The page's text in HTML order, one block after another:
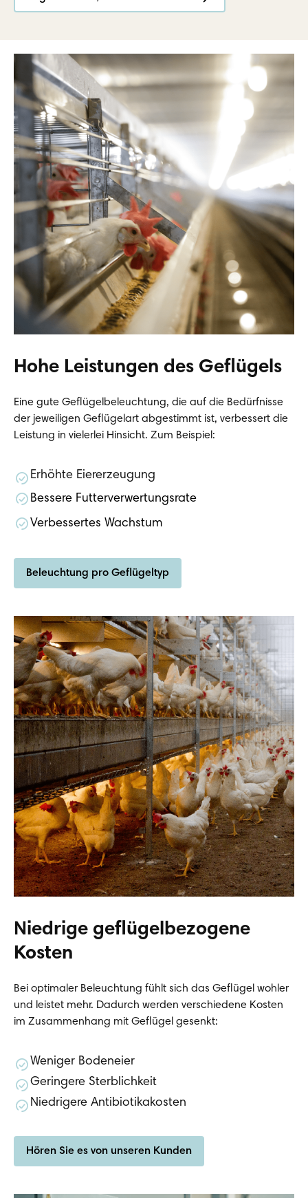
Hohe Leistungen des Geflügels
Eine gute Geflügelbeleuchtung, die auf die Bedürfnisse
der jeweiligen Geflügelart abgestimmt ist, verbessert die
Leistung in vielerlei Hinsicht. Zum Beispiel:
Erhöhte Eiererzeugung
Bessere Futterverwertungsrate
Verbessertes Wachstum
Beleuchtung pro Geflügeltyp
Niedrige geflügelbezogene
Kosten
Bei optimaler Beleuchtung fühlt sich das Geflügel wohler
und leistet mehr. Dadurch werden verschiedene Kosten
im Zusammenhang mit Geflügel gesenkt:
Weniger Bodeneier
Geringere Sterblichkeit
Niedrigere Antibiotikakosten
Hören Sie es von unseren Kunden